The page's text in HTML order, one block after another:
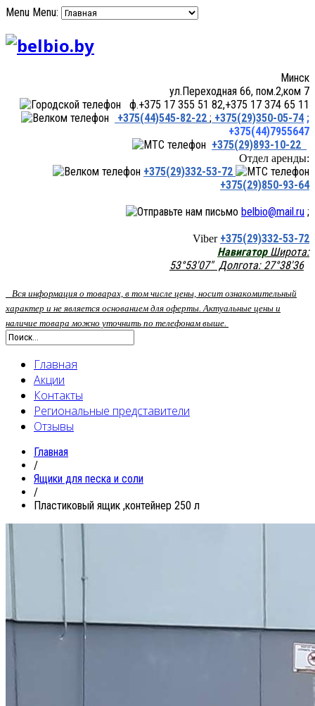
Menu Menu:
Минск
ул.Переходная 66, пом.2,ком 7
ф.+375 17 355 51 82,+375 17 374 65 11
+375(44)545-82-22 ; +375(29)350-05-74 ;
+375(44)7955647
+375(29)893-10-22
Отдел аренды:
+375(29)332-53-72
+375(29)850-93-64
belbio@mail.ru ;
Viber +375(29)332-53-72
НавигаторШирота:
53°53'07" Долгота: 27°38'36
Вся информация о товарах, в том числе цены, носит ознакомительный
характер и не является основанием для оферты. Актуальные цены и
наличие товара можно уточнить по телефонам выше.
Главная
Акции
Контакты
Региональные представители
Отзывы
Главная
/
Ящики для песка и соли
/
Пластиковый ящик ,контейнер 250 л